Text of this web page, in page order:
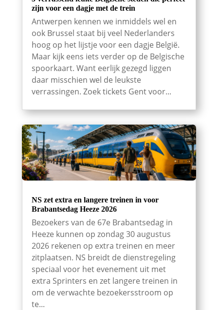
zijn voor een dagje met de trein
Antwerpen kennen we inmiddels wel en
ook Brussel staat bij veel Nederlanders
hoog op het lijstje voor een dagje België.
Maar kijk eens iets verder op de Belgische
spoorkaart. Want eerlijk gezegd liggen
daar misschien wel de leukste
verrassingen. Zoek tickets Gent voor...
NS zet extra en langere treinen in voor
Brabantsedag Heeze 2026
Bezoekers van de 67e Brabantsedag in
Heeze kunnen op zondag 30 augustus
2026 rekenen op extra treinen en meer
zitplaatsen. NS breidt de dienstregeling
speciaal voor het evenement uit met
extra Sprinters en zet langere treinen in
om de verwachte bezoekersstroom op
te...